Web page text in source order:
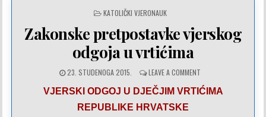
POSTED
KATOLIČKI VJERONAUK
Zakonske pretpostavke vjerskog
odgoja u vrtićima
23. STUDENOGA 2015.
LEAVE A COMMENT
VJERSKI ODGOJ U DJEČJIM VRTIĆIMA
REPUBLIKE HRVATSKE